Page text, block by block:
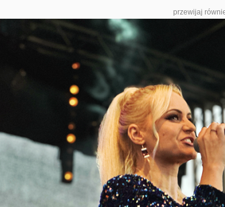
przewijaj